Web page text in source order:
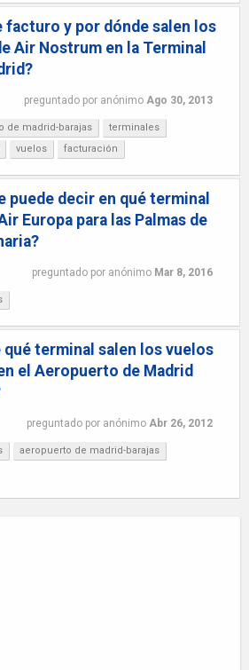
facturo y por dónde salen los
Air Nostrum en la Terminal
preguntado por anónimo Ago 30, 2013
de madrid-barajas
terminales
vuelos facturación
puede decir en qué terminal
Europa para las Palmas de
preguntado por anónimo Mar 8, 2016
qué terminal salen los vuelos
el Aeropuerto de Madrid
preguntado por anónimo Abr 26, 2012
aeropuerto de madrid-barajas